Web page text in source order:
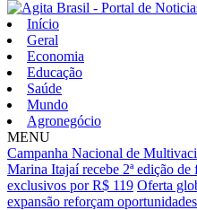
Início
Geral
Economia
Educação
Saúde
Mundo
Agronegócio
MENU
Campanha Nacional de
Marina Itajaí recebe 2ª edição
exclusivos por R$ 119 Oferta
expansão reforçam